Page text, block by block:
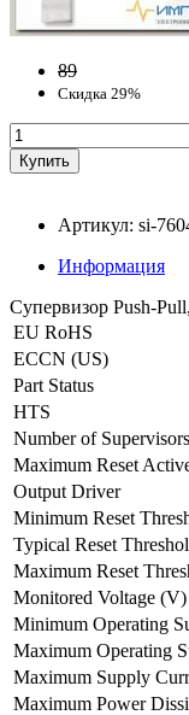
89
Скидка 29%
Артикул: si-
Информация
Супервизор Push-
EU RoHS
ECCN (US)
Part Status
HTS
Number of Supervisors
Maximum Reset
Output Driver
Minimum Reset
Typical Reset
Maximum Reset
Monitored Voltage (V)
Minimum Operating
Maximum Operating
Maximum Supply
Maximum Power